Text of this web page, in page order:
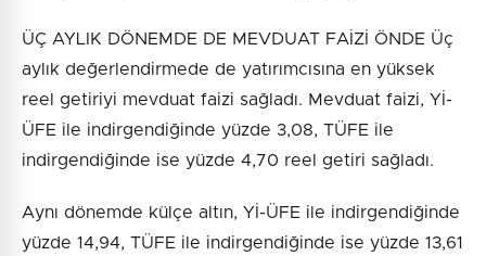
ÜÇ AYLIK DÖNEMDE DE MEVDUAT FAİZİ ÖNDE Üç
aylık değerlendirmede de yatırımcısına en yüksek
reel getiriyi mevduat faizi sağladı. Mevduat faizi, Yİ-
ÜFE ile indirgendiğinde yüzde 3,08, TÜFE ile
indirgendiğinde ise yüzde 4,70 reel getiri sağladı.
Aynı dönemde külçe altın, Yİ-ÜFE ile indirgendiğinde
yüzde 14,94, TÜFE ile indirgendiğinde ise yüzde 13,61